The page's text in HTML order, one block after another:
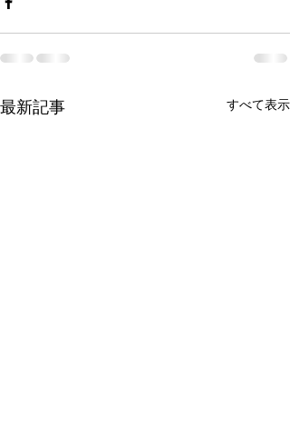
最新記事 すべて表示